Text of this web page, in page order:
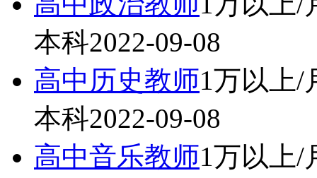
本科2022-09-08
高中历史教师1万以上/
本科2022-09-08
高中音乐教师1万以上/